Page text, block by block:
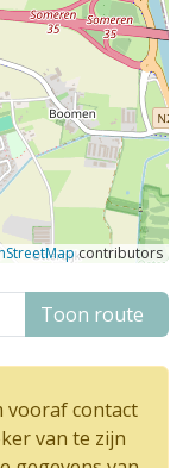
contributors
Toon route
vooraf contact
van te zijn